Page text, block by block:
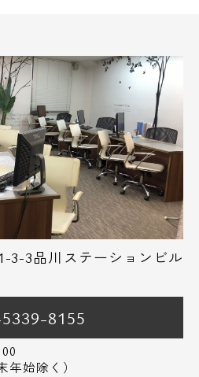
3-3品川ステーションビル
8155
始除く）